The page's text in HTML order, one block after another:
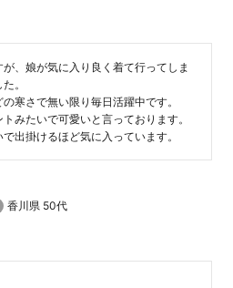
、娘が気に入り良く着て行ってしま
。
寒さで無い限り毎日活躍中です。
みたいで可愛いと言っております。
香川県 50代